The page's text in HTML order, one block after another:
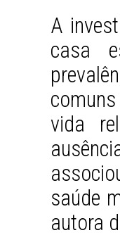
A
casa
vida
saúde
autora